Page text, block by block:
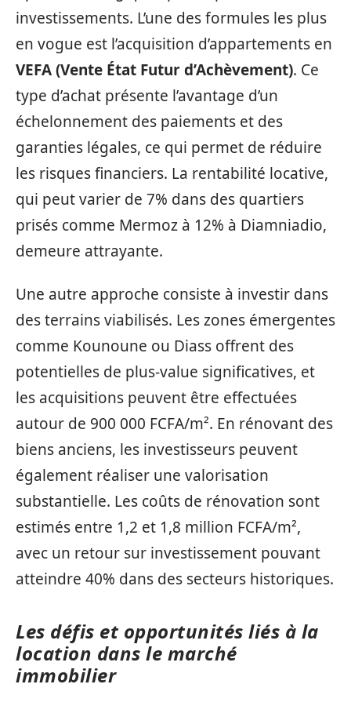
investissements. L’une des formules les plus
en vogue est l’acquisition d’appartements en
VEFA (Vente État Futur d’Achèvement). Ce
type d’achat présente l’avantage d’un
échelonnement des paiements et des
garanties légales, ce qui permet de réduire
les risques financiers. La rentabilité locative,
qui peut varier de 7% dans des quartiers
prisés comme Mermoz à 12% à Diamniadio,
demeure attrayante.
Une autre approche consiste à investir dans
des terrains viabilisés. Les zones émergentes
comme Kounoune ou Diass offrent des
potentielles de plus-value significatives, et
les acquisitions peuvent être effectuées
autour de 900 000 FCFA/m². En rénovant des
biens anciens, les investisseurs peuvent
également réaliser une valorisation
substantielle. Les coûts de rénovation sont
estimés entre 1,2 et 1,8 million FCFA/m²,
avec un retour sur investissement pouvant
atteindre 40% dans des secteurs historiques.
Les défis et opportunités liés à la
location dans le marché
immobilier